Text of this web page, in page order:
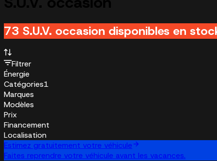
73 S.U.V. occasion disponibles en
Filtrer
Énergie
Catégories1
Marques
Modèles
Prix
Financement
Localisation
Estimez gratuitement votre véhicule
Faites reprendre votre véhicule avant les vacances.